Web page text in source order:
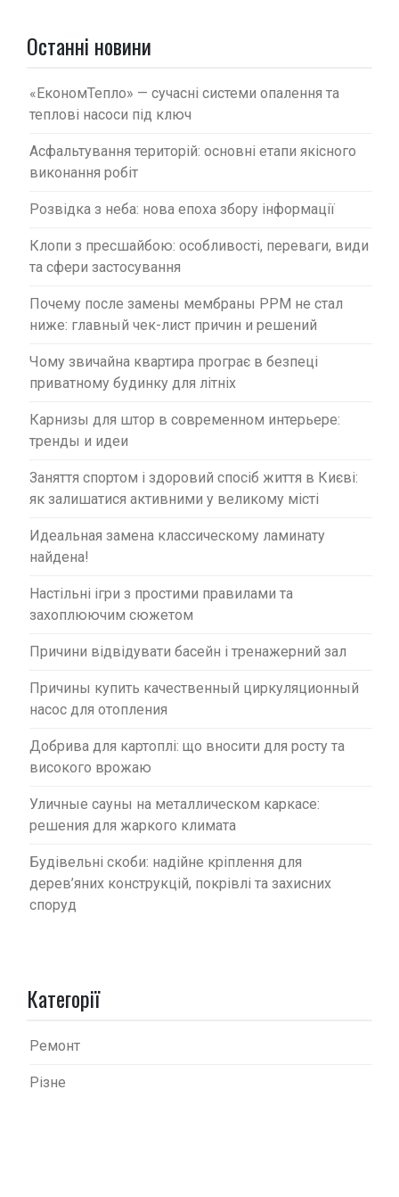
Останні новини
«ЕкономТепло» — сучасні системи опалення та
теплові насоси під ключ
Асфальтування територій: основні етапи якісного
виконання робіт
Розвідка з неба: нова епоха збору інформації
Клопи з пресшайбою: особливості, переваги, види
та сфери застосування
Почему после замены мембраны PPM не стал
ниже: главный чек-лист причин и решений
Чому звичайна квартира програє в безпеці
приватному будинку для літніх
Карнизы для штор в современном интерьере:
тренды и идеи
Заняття спортом і здоровий спосіб життя в Києві:
як залишатися активними у великому місті
Идеальная замена классическому ламинату
найдена!
Настільні ігри з простими правилами та
захоплюючим сюжетом
Причини відвідувати басейн і тренажерний зал
Причины купить качественный циркуляционный
насос для отопления
Добрива для картоплі: що вносити для росту та
високого врожаю
Уличные сауны на металлическом каркасе:
решения для жаркого климата
Будівельні скоби: надійне кріплення для
дерев’яних конструкцій, покрівлі та захисних
споруд
Категорії
Ремонт
Різне